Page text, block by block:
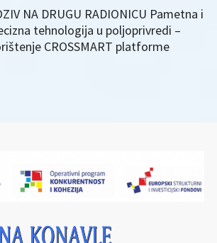
NA DRUGU RADIONICU Pametna i
tehnologija u poljoprivredi –
CROSSMART platforme